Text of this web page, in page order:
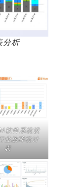
分析
软件系统设
业故障统计
表